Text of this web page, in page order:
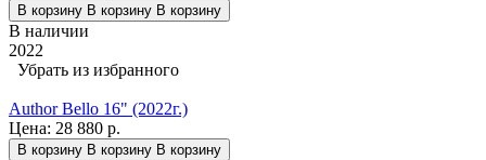
В корзину В корзину В корзину
В наличии
2022
Убрать из избранного
Author Bello 16" (2022г.)
Цена: 28 880 р.
В корзину В корзину В корзину